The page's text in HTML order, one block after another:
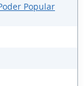
Popular